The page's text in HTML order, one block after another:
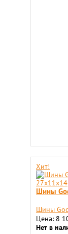
Хит!
Шины
Шины
Цена: 8
Нет в